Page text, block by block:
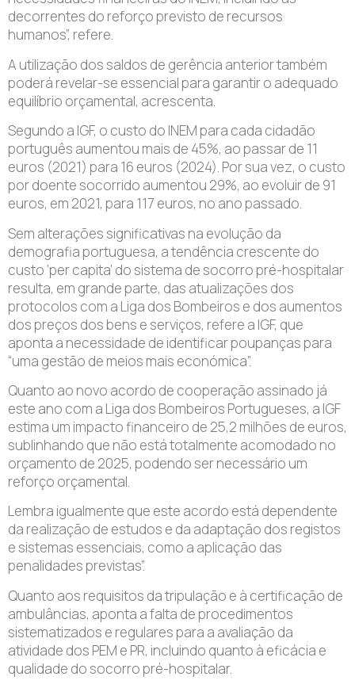
decorrentes do reforço previsto de recursos
humanos”, refere.
A utilização dos saldos de gerência anterior também
poderá revelar-se essencial para garantir o adequado
equilíbrio orçamental, acrescenta.
Segundo a IGF, o custo do INEM para cada cidadão
português aumentou mais de 45%, ao passar de 11
euros (2021) para 16 euros (2024). Por sua vez, o custo
por doente socorrido aumentou 29%, ao evoluir de 91
euros, em 2021, para 117 euros, no ano passado.
Sem alterações significativas na evolução da
demografia portuguesa, a tendência crescente do
custo ‘per capita’ do sistema de socorro pré-hospitalar
resulta, em grande parte, das atualizações dos
protocolos com a Liga dos Bombeiros e dos aumentos
dos preços dos bens e serviços, refere a IGF, que
aponta a necessidade de identificar poupanças para
“uma gestão de meios mais económica”.
Quanto ao novo acordo de cooperação assinado já
este ano com a Liga dos Bombeiros Portugueses, a IGF
estima um impacto financeiro de 25,2 milhões de euros,
sublinhando que não está totalmente acomodado no
orçamento de 2025, podendo ser necessário um
reforço orçamental.
Lembra igualmente que este acordo está dependente
da realização de estudos e da adaptação dos registos
e sistemas essenciais, como a aplicação das
penalidades previstas”.
Quanto aos requisitos da tripulação e à certificação de
ambulâncias, aponta a falta de procedimentos
sistematizados e regulares para a avaliação da
atividade dos PEM e PR, incluindo quanto à eficácia e
qualidade do socorro pré-hospitalar.